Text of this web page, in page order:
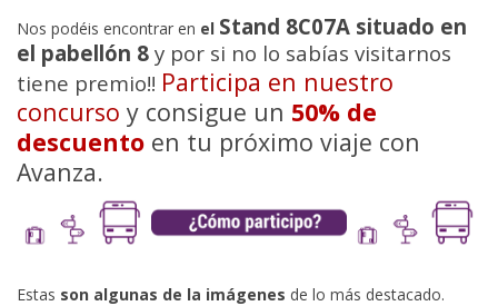
Nos podéis encontrar en el Stand 8C07A situado en
el pabellón 8 y por si no lo sabías visitarnos
tiene premio!! Participa en nuestro
concurso y consigue un 50% de
descuento en tu próximo viaje con
Avanza.
Estas son algunas de la imágenes de lo más destacado.